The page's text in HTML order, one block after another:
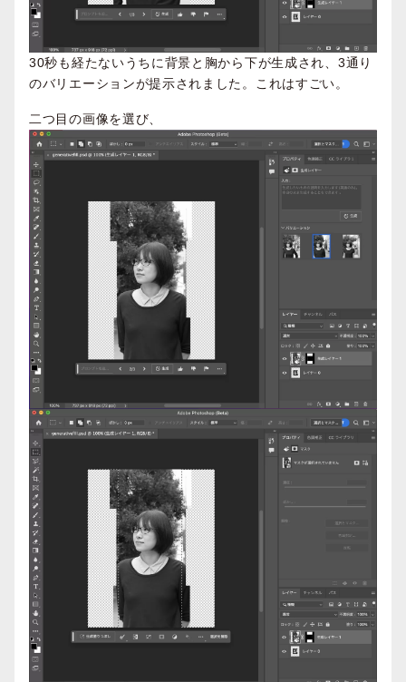
30秒も経たないうちに背景と胸から下が生成され、3通り
のバリエーションが提示されました。これはすごい。
二つ目の画像を選び、